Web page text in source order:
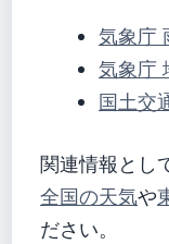
気象庁
気象庁
国土交
関連情報とし
全国の天気や
ださい。